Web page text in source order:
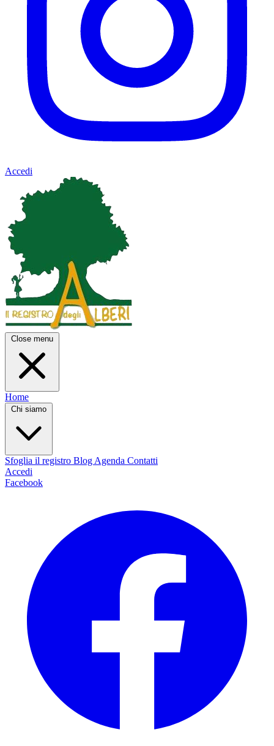
Accedi
Close menu
Home
Chi siamo
Sfoglia il registro Blog Agenda Contatti
Accedi
Facebook